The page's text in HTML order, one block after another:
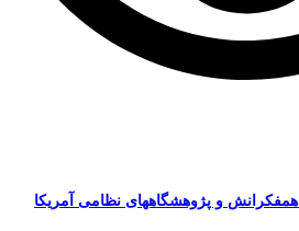
و پژوهشگاههای نظامی آمریکا